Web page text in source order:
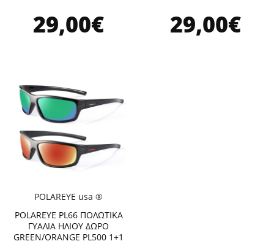
29,00€ 29,00€
POLAREYE usa ®
POLAREYE PL66 ΠΟΛΩΤΙΚΑ
ΓΥΑΛΙΑ ΗΛΙΟΥ ΔΩΡΟ
GREEN/ORANGE PL500 1+1